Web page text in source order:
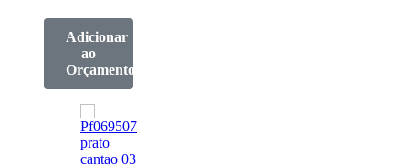
Adicionar
ao
Orçamento